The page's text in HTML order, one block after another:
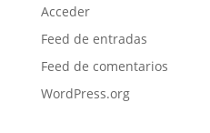
Acceder
Feed de entradas
Feed de comentarios
WordPress.org